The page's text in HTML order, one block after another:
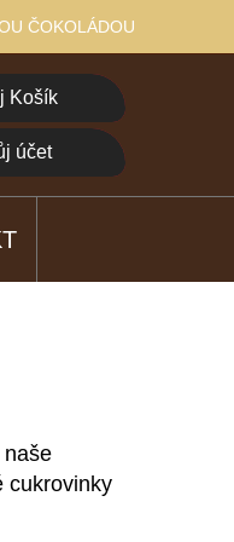
ČOKOLÁDOU
Košík
účet
cukrovinky